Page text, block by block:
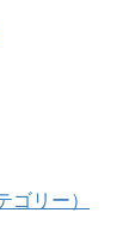
ゴリー）